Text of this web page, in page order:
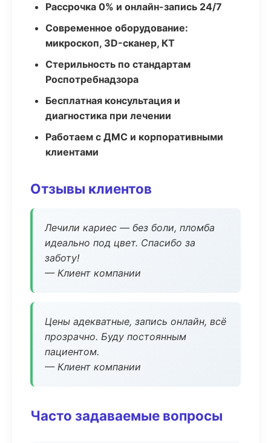
Рассрочка 0% и онлайн-запись 24/7
Современное оборудование:
микроскоп, 3D-сканер, КТ
Стерильность по стандартам
Роспотребнадзора
Бесплатная консультация и
диагностика при лечении
Работаем с ДМС и корпоративными
клиентами
Отзывы клиентов
Лечили кариес — без боли, пломба
идеально под цвет. Спасибо за
заботу!
— Клиент компании
Цены адекватные, запись онлайн, всё
прозрачно. Буду постоянным
пациентом.
— Клиент компании
Часто задаваемые вопросы